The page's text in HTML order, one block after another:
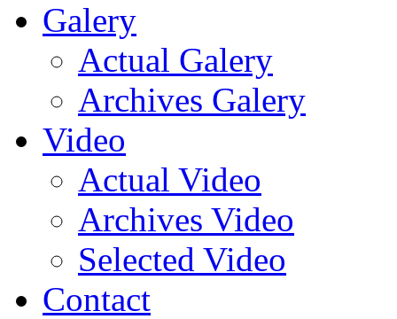
Galery
Actual Galery
Archives Galery
Video
Actual Video
Archives Video
Selected Video
Contact